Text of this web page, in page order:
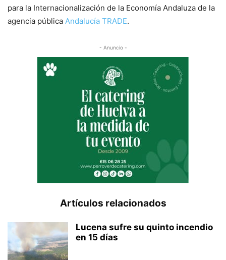
para la Internacionalización de la Economía Andaluza de la
agencia pública Andalucía TRADE.
- Anuncio -
Artículos relacionados
Lucena sufre su quinto incendio
en 15 días